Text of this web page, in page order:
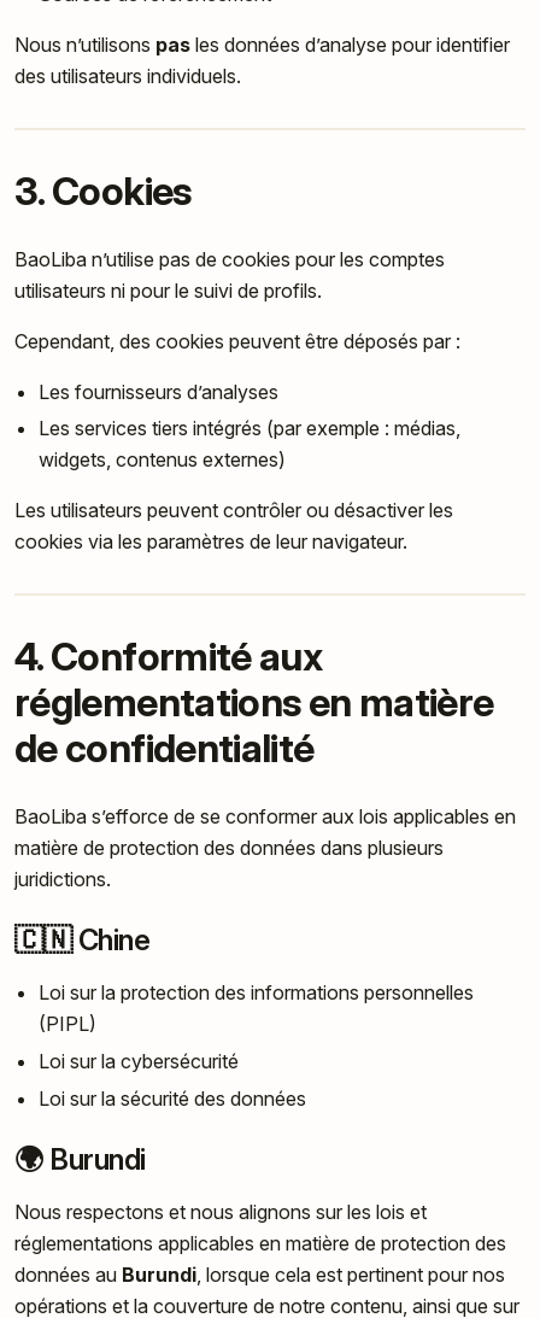
Nous n’utilisons pas les données d’analyse pour identifier
des utilisateurs individuels.
3. Cookies
BaoLiba n’utilise pas de cookies pour les comptes
utilisateurs ni pour le suivi de profils.
Cependant, des cookies peuvent être déposés par :
Les fournisseurs d’analyses
Les services tiers intégrés (par exemple : médias,
widgets, contenus externes)
Les utilisateurs peuvent contrôler ou désactiver les
cookies via les paramètres de leur navigateur.
4. Conformité aux
réglementations en matière
de confidentialité
BaoLiba s’efforce de se conformer aux lois applicables en
matière de protection des données dans plusieurs
juridictions.
🇨🇳 Chine
Loi sur la protection des informations personnelles
(PIPL)
Loi sur la cybersécurité
Loi sur la sécurité des données
🌍 Burundi
Nous respectons et nous alignons sur les lois et
réglementations applicables en matière de protection des
données au Burundi , lorsque cela est pertinent pour nos
opérations et la couverture de notre contenu, ainsi que sur